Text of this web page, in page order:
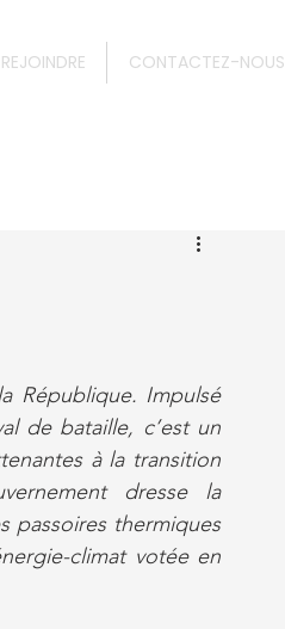
CONTACTEZ-NOUS
République. Impulsé
de bataille, c’est un
à la transition
dresse la
passoires thermiques
climat votée en